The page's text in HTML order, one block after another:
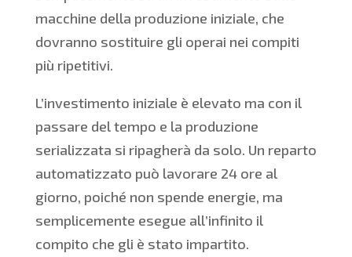
macchine della produzione iniziale, che
dovranno sostituire gli operai nei compiti
più ripetitivi.
L’investimento iniziale è elevato ma con il
passare del tempo e la produzione
serializzata si ripagherà da solo. Un reparto
automatizzato può lavorare 24 ore al
giorno, poiché non spende energie, ma
semplicemente esegue all’infinito il
compito che gli è stato impartito.